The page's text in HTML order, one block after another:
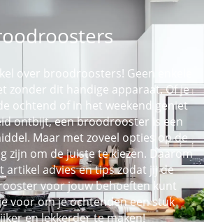
over broodroosters! Geen enkele
zonder dit handige apparaat. Of je
ochtend of in het weekend geniet
ontbijt, een broodrooster is een
Maar met zoveel opties op de
zijn om de juiste te kiezen. Daarom
artikel advies en tips zodat jij de
voor jouw behoeften kunt
voor om je ochtenden een stuk
en lekkerder te maken!